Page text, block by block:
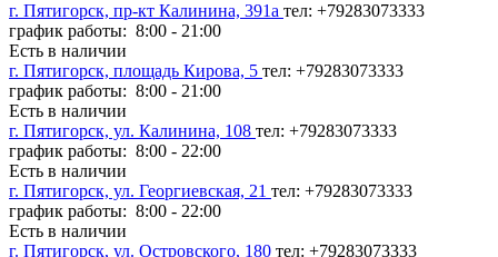
г. Пятигорск, пр-кт Калинина, 391а тел: +79283073333
график работы: 8:00 - 21:00
Есть в наличии
г. Пятигорск, площадь Кирова, 5 тел: +79283073333
график работы: 8:00 - 21:00
Есть в наличии
г. Пятигорск, ул. Калинина, 108 тел: +79283073333
график работы: 8:00 - 22:00
Есть в наличии
г. Пятигорск, ул. Георгиевская, 21 тел: +79283073333
график работы: 8:00 - 22:00
Есть в наличии
г. Пятигорск, ул. Островского, 180 тел: +79283073333